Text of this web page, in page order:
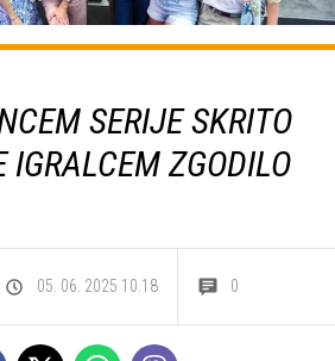
SERIJE SKRITO
IGRALCEM ZGODILO
05. 06. 2025 10.18 0